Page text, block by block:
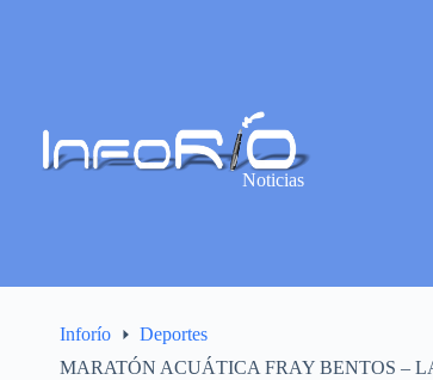
Noticias
Inforío
Deportes
MARATÓN ACUÁTICA FRAY BENTOS –